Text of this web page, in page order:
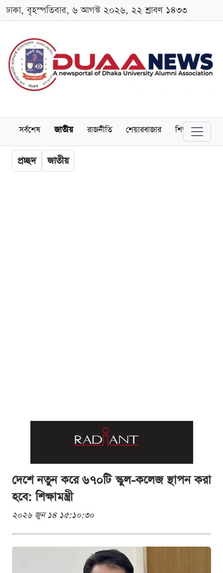
ঢাকা, বৃহস্পতিবার, ৬ আগস্ট ২০২৬, ২২ শ্রাবণ ১৪৩৩
সর্বশেষ জাতীয় রাজনীতি শেয়ারবাজার শিক্ষা
প্রচ্ছদ জাতীয়
দেশে নতুন করে ৬৭০টি স্কুল-কলেজ স্থাপন করা
হবে: শিক্ষামন্ত্রী
২০২৬ জুন ১৪ ১৫:১০:৩০